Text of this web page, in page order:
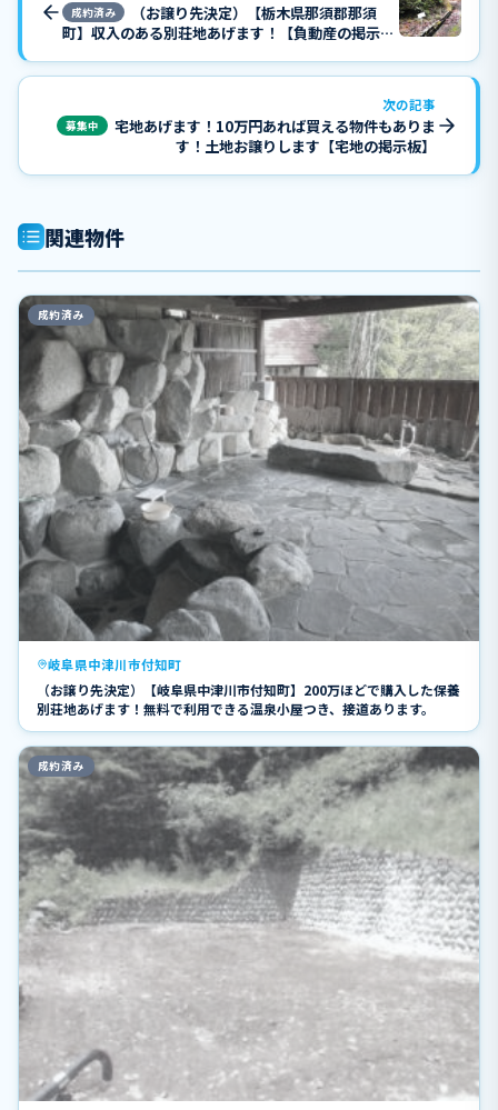
成約済み
（お譲り先決定）【栃木県那須郡那須
町】収入のある別荘地あげます！【負動産の掲示
次の記事
募集中
宅地あげます！10万円あれば買える物件もありま
す！土地お譲りします【宅地の掲示板】
関連物件
成約済み
岐阜県中津川市付知町
（お譲り先決定）【岐阜県中津川市付知町】200万ほどで購入した保養
別荘地あげます！無料で利用できる温泉小屋つき、接道あります。
成約済み